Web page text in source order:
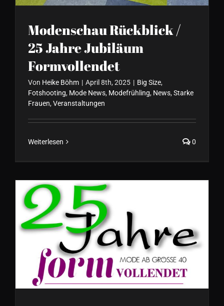
Modenschau Rückblick /
25 Jahre Jubiläum
Formvollendet
Von Heike Böhm | April 8th, 2025 | Big Size,
Fotshooting, Mode News, Modefrühling, News, Starke
Frauen, Veranstaltungen
Weiterlesen 0
25 Jahre FORMVOLLENDET //
Frühjahr/Sommer Kollektion
2025